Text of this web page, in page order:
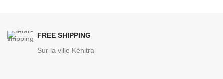
FREE SHIPPING
Sur la ville Kénitra